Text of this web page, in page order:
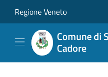
Regione Veneto
Comune di
Cadore